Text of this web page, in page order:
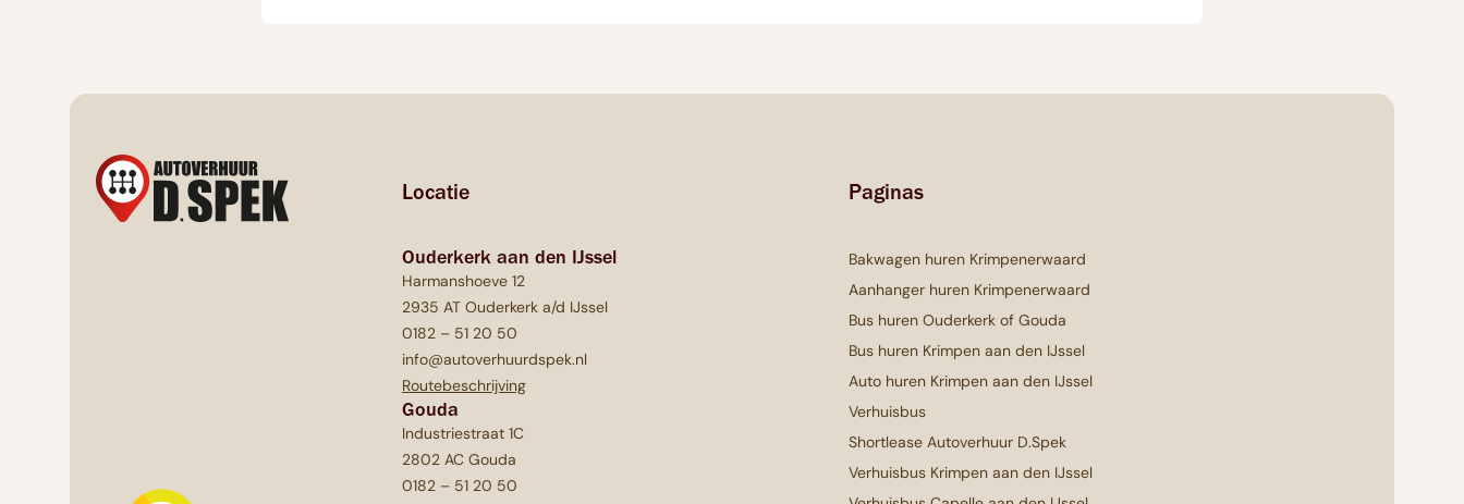
Locatie
Ouderkerk aan den IJssel
Harmanshoeve 12
2935 AT Ouderkerk a/d IJssel
0182 – 51 20 50
info@autoverhuurdspek.nl
Routebeschrijving
Gouda
Industriestraat 1C
2802 AC Gouda
0182 – 51 20 50
Paginas
Bakwagen huren Krimpenerwaard
Aanhanger huren Krimpenerwaard
Bus huren Ouderkerk of Gouda
Bus huren Krimpen aan den IJssel
Auto huren Krimpen aan den IJssel
Verhuisbus
Shortlease Autoverhuur D.Spek
Verhuisbus Krimpen aan den IJssel